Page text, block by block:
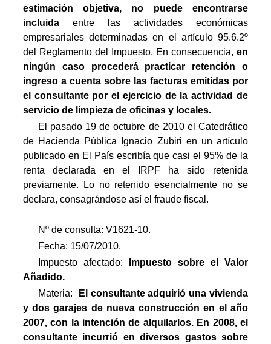
estimación objetiva, no puede encontrarse
incluida entre las actividades económicas
empresariales determinadas en el artículo 95.6.2º
del Reglamento del Impuesto. En consecuencia, en
ningún caso procederá practicar retención o
ingreso a cuenta sobre las facturas emitidas por
el consultante por el ejercicio de la actividad de
servicio de limpieza de oficinas y locales.
El pasado 19 de octubre de 2010 el Catedrático
de Hacienda Pública Ignacio Zubiri en un artículo
publicado en El País escribía que casi el 95% de la
renta declarada en el IRPF ha sido retenida
previamente. Lo no retenido esencialmente no se
declara, consagrándose así el fraude fiscal.
Nº de consulta: V1621-10.
Fecha: 15/07/2010.
Impuesto afectado:
Impuesto sobre el Valor
Añadido.
Materia:
El consultante adquirió una vivienda
y dos garajes de nueva construcción en el año
2007, con la intención de alquilarlos. En 2008, el
consultante incurrió en diversos gastos sobre